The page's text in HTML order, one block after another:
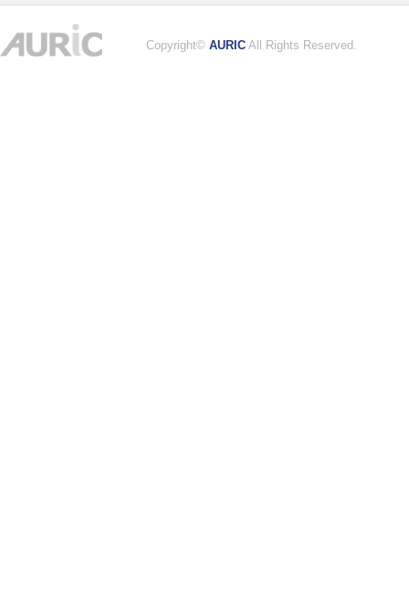
Copyright© AURIC All Rights Reserved.